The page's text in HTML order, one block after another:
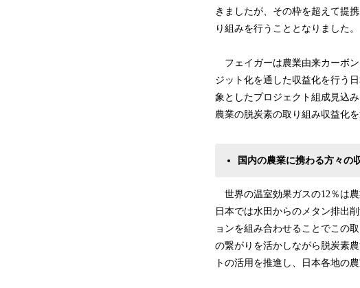
きましたが、その枠を超えて提
り組みを行うこととなりました。
フェイガーは農業由来カーボ
ジット化を通した収益化を行う
象としたプロジェクト組成見込
農業の脱炭素の取り組み収益化
国内の農業に携わる方々の
世界の温室効果ガスの12％は
日本では水田からのメタン排出
ョンを組み合わせることでこの
の繋がりを活かしながら脱炭素
トの活用を推進し、日本各地の